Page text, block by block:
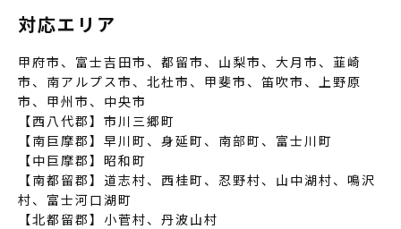
対応エリア
甲府市、富士吉田市、都留市、山梨市、大月市、韮崎
市、南アルプス市、北杜市、甲斐市、笛吹市、上野原
市、甲州市、中央市
【西八代郡】市川三郷町
【南巨摩郡】早川町、身延町、南部町、富士川町
【中巨摩郡】昭和町
【南都留郡】道志村、西桂町、忍野村、山中湖村、鳴沢
村、富士河口湖町
【北都留郡】小菅村、丹波山村